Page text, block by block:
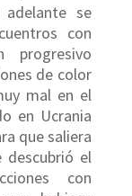
se
con
de color
mal en el
en Ucrania
que saliera
descubrió el
con